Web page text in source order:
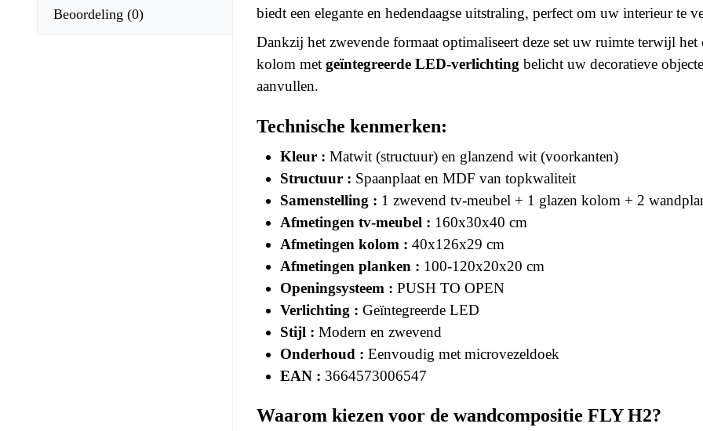
Beoordeling (0)
biedt een elegante en hedendaagse uitstraling, perfect om uw interieur te
Dankzij het zwevende formaat optimaliseert deze set uw ruimte terwijl
kolom met geïntegreerde LED-verlichting belicht uw decoratieve
aanvullen.
Technische kenmerken:
Kleur : Matwit (structuur) en glanzend wit (voorkanten)
Structuur : Spaanplaat en MDF van topkwaliteit
Samenstelling : 1 zwevend tv-meubel + 1 glazen kolom + 2
Afmetingen tv-meubel : 160x30x40 cm
Afmetingen kolom : 40x126x29 cm
Afmetingen planken : 100-120x20x20 cm
Openingsysteem : PUSH TO OPEN
Verlichting : Geïntegreerde LED
Stijl : Modern en zwevend
Onderhoud : Eenvoudig met microvezeldoek
EAN : 3664573006547
Waarom kiezen voor de wandcompositie FLY H2?